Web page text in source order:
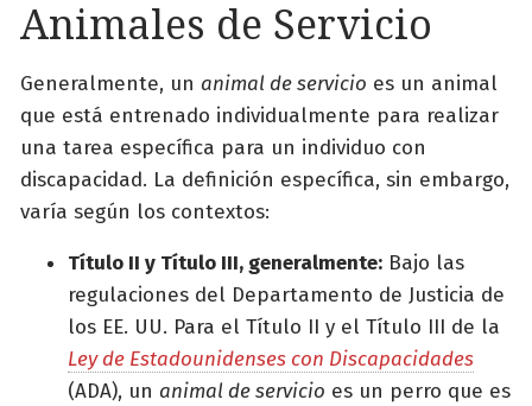
Animales de Servicio
Generalmente, un animal de servicio es un animal
que está entrenado individualmente para realizar
una tarea específica para un individuo con
discapacidad. La definición específica, sin embargo,
varía según los contextos:
Título II y Título III, generalmente: Bajo las
regulaciones del Departamento de Justicia de
los EE. UU. Para el Título II y el Título III de la
Ley de Estadounidenses con Discapacidades
(ADA), un animal de servicio es un perro que es